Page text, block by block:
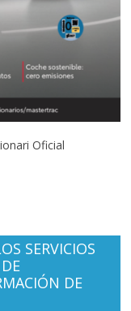
Oficial
SERVICIOS
DE